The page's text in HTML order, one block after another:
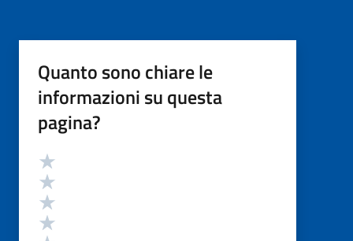
Quanto sono chiare le
informazioni su questa
pagina?
Valutazione